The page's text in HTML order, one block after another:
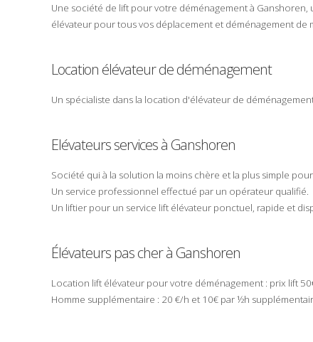
Une société de lift pour votre déménagementà Ganshoren,
élévateur pour tous vos déplacement et déménagement de
Location élévateur de déménagement
Un spécialiste dans la location d'élévateur de
Elévateursservices à Ganshoren
Société qui à la solution la moins chère et la plus simple
Un service professionnel effectué par un opérateur qualifié.
Un liftier pour un service lift élévateur ponctuel, rapide et
Élévateurs pas cher à Ganshoren
Location lift élévateur pour votre déménagement : prix lift
Homme supplémentaire : 20 €/h et 10€ par ½h